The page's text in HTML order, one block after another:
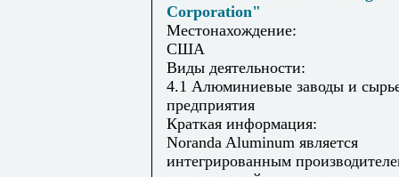
Corporation"
Местонахождение:
США
Виды деятельности:
4.1 Алюминиевые заводы и
предприятия
Краткая информация:
Noranda Aluminum является
интегрированным